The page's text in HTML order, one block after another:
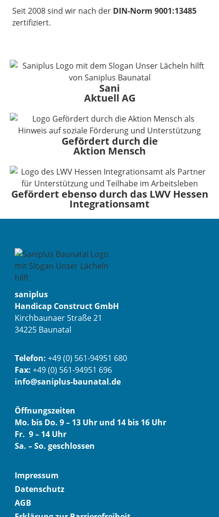
Seit 2008 sind wir nach der DIN-Norm 9001:13485
zertifiziert.
Sani
Aktuell AG
Gefördert durch die
Aktion Mensch
Gefördert ebenso durch das LWV Hessen
Integrationsamt
saniplus
Handicap Construct GmbH
Kirchbaunaer Straße 21
34225 Baunatal
Telefon: +49 (0) 561-94951 680
Fax: +49 (0) 561-94951 696
info@saniplus-baunatal.de
Öffnungszeiten
Mo. bis Do. 9 – 13 Uhr und 14 bis 16 Uhr
Fr. 9 – 14 Uhr
Sa. – So. geschlossen
Impressum
Datenschutz
AGB